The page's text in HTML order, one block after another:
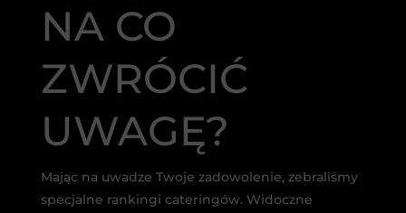
NA CO
ZWRÓCIĆ
UWAGĘ?
Mając na uwadze Twoje zadowolenie, zebraliśmy
specjalne rankingi cateringów. Widoczne